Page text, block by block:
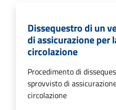
Dissequestro di un
di assicurazione per
circolazione
Procedimento di
sprovvisto di
circolazione